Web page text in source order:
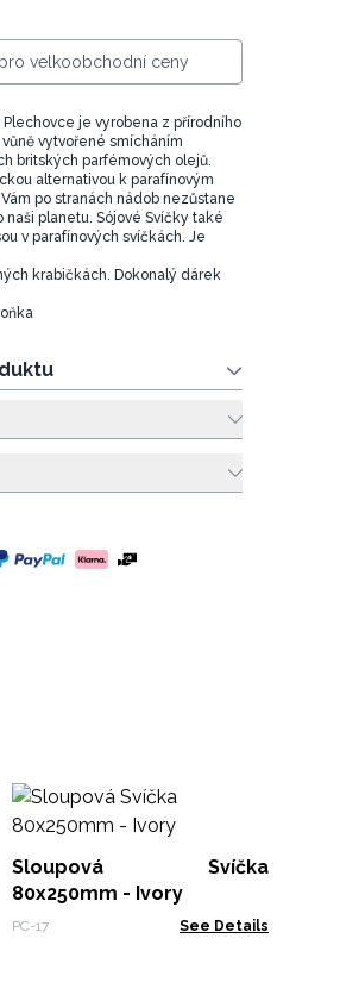
velkoobchodní ceny
je vyrobena z přírodního
vytvořené smícháním
britských parfémových olejů.
alternativou k parafínovým
po stranách nádob nezůstane
naši planetu. Sójové Svíčky také
v parafínových svíčkách. Je
krabičkách. Dokonalý dárek
Sloupová Svíčka
80x250mm - Ivory
PC-17 See Details